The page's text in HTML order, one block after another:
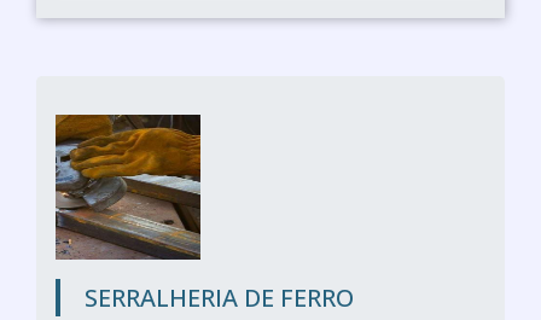
SERRALHERIA DE FERRO